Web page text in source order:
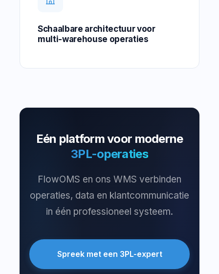
Schaalbare architectuur voor
multi-warehouse operaties
Eén platform voor moderne
3PL-operaties
FlowOMS en ons WMS verbinden
operaties, data en klantcommunicatie
in één professioneel systeem.
Spreek met een 3PL-expert